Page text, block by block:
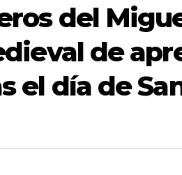
del
de
el día de